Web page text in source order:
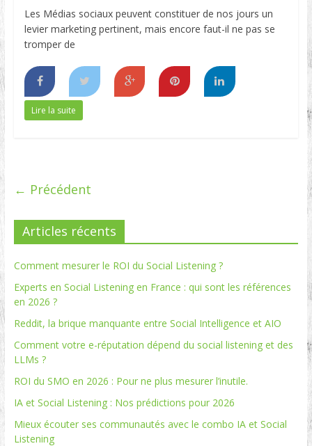
Les Médias sociaux peuvent constituer de nos jours un
levier marketing pertinent, mais encore faut-il ne pas se
tromper de
Lire la suite
← Précédent
Articles récents
Comment mesurer le ROI du Social Listening ?
Experts en Social Listening en France : qui sont les références
en 2026 ?
Reddit, la brique manquante entre Social Intelligence et AIO
Comment votre e-réputation dépend du social listening et des
LLMs ?
ROI du SMO en 2026 : Pour ne plus mesurer l’inutile.
IA et Social Listening : Nos prédictions pour 2026
Mieux écouter ses communautés avec le combo IA et Social
Listening